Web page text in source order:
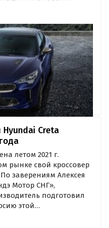
Creta
летом 2021 г.
рынке свой кроссовер
заверениям Алексея
Мотор СНГ»,
подготовил
этой…